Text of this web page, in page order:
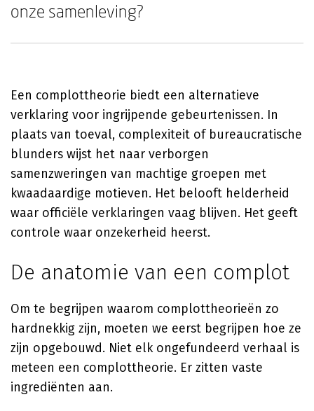
onze samenleving?
Een complottheorie biedt een alternatieve
verklaring voor ingrijpende gebeurtenissen. In
plaats van toeval, complexiteit of bureaucratische
blunders wijst het naar verborgen
samenzweringen van machtige groepen met
kwaadaardige motieven. Het belooft helderheid
waar officiële verklaringen vaag blijven. Het geeft
controle waar onzekerheid heerst.
De anatomie van een complot
Om te begrijpen waarom complottheorieën zo
hardnekkig zijn, moeten we eerst begrijpen hoe ze
zijn opgebouwd. Niet elk ongefundeerd verhaal is
meteen een complottheorie. Er zitten vaste
ingrediënten aan.